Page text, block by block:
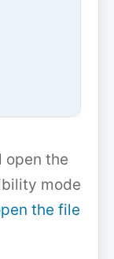
open the
mode
the file